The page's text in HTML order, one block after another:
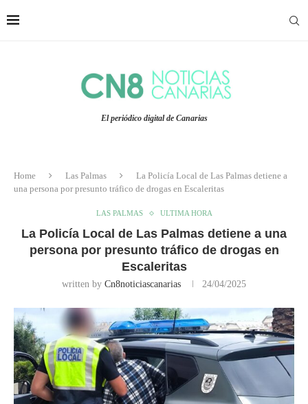
El periódico digital de Canarias
Home Las Palmas
La Policía Local de Las Palmas detiene a
una persona por presunto tráfico de drogas en Escaleritas
LAS PALMAS ULTIMA HORA
La Policía Local de Las Palmas detiene a una
persona por presunto tráfico de drogas en
Escaleritas
written by Cn8noticiascanarias 24/04/2025